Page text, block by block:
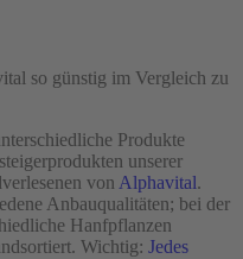
so günstig im Vergleich zu
Produkte
unserer
von Alphavital.
Anbauqualitäten; bei der
Hanfpflanzen
Wichtig: Jedes